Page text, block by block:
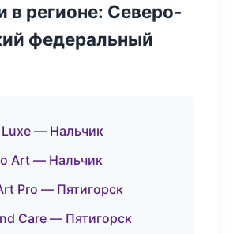
в регионе: Северо-
федеральный
— Нальчик
Art — Нальчик
Pro — Пятигорск
Care — Пятигорск